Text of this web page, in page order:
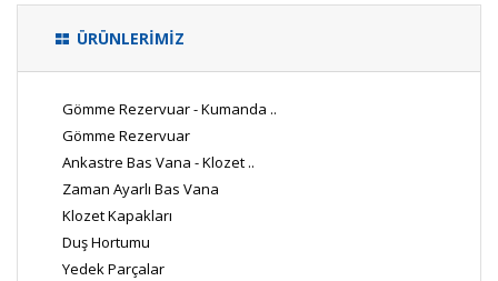
ÜRÜNLERİMİZ
Gömme Rezervuar - Kumanda ..
Gömme Rezervuar
Ankastre Bas Vana - Klozet ..
Zaman Ayarlı Bas Vana
Klozet Kapakları
Duş Hortumu
Yedek Parçalar